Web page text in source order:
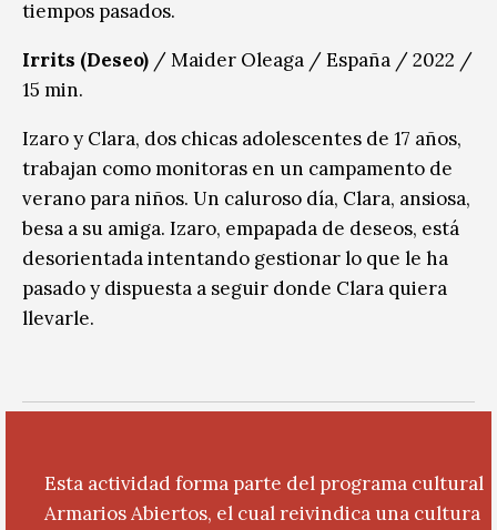
tiempos pasados.
Irrits (Deseo) / Maider Oleaga / España / 2022 /
15 min.
Izaro y Clara, dos chicas adolescentes de 17 años,
trabajan como monitoras en un campamento de
verano para niños. Un caluroso día, Clara, ansiosa,
besa a su amiga. Izaro, empapada de deseos, está
desorientada intentando gestionar lo que le ha
pasado y dispuesta a seguir donde Clara quiera
llevarle.
Esta actividad forma parte del programa cultural
Armarios Abiertos, el cual reivindica una cultura